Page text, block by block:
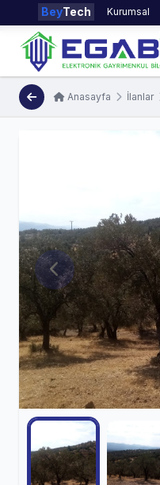
BeyTech Kurumsal
Anasayfa İlanlar